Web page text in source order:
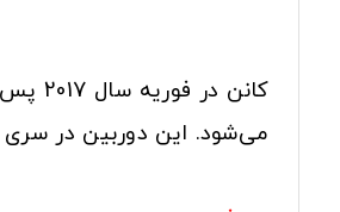
می‌شود. این دوربین در سری SLRهای مدیوم کانن قرار می‌گیرد و نسخه جدیدتر 760D و 70D محسوب می‌شود.